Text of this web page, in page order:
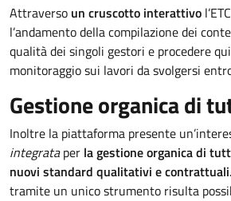
Attraverso un cruscotto interattivo
l’andamento della compilazione dei
qualità dei singoli gestori e procedere
monitoraggio sui lavori da svolgersi
Gestione organica di
Inoltre la piattaforma presente
integrataper la gestione organica di
nuovi standard qualitativi e contrattuali
tramite un unico strumento risulta